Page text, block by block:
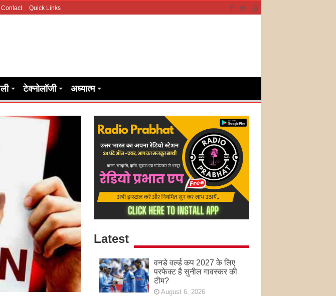
Contact Quick Links
टेक्नोलॉजी अध्यात्म
Latest
वनडे वर्ल्ड कप 2027 के लिए
परफेक्ट है सुनील गावस्कर की
टीम?
August 6, 2026